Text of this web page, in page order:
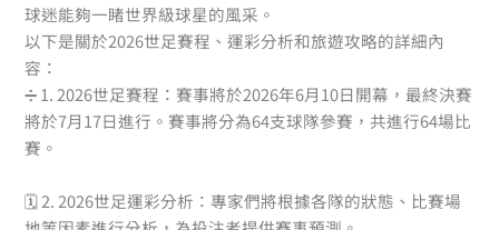
球迷能夠一睹世界級球星的風采。
以下是關於2026世足賽程、運彩分析和旅遊攻略的詳細內
容：
➗ 1. 2026世足賽程：賽事將於2026年6月10日開幕，最終決賽
將於7月17日進行。賽事將分為64支球隊參賽，共進行64場比
賽。
🗓️ 2. 2026世足運彩分析：專家們將根據各隊的狀態、比賽場